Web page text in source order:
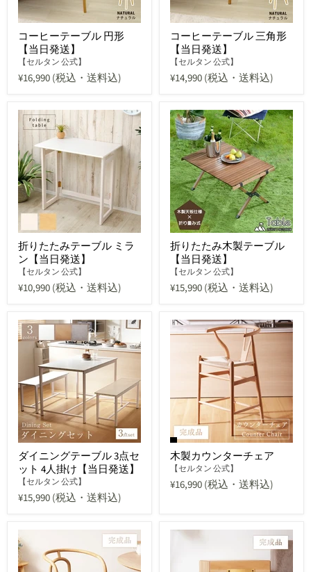
コーヒーテーブル 円形
【当日発送】
【セルタン 公式】
¥16,990(税込・送料込)
コーヒーテーブル 三角形
【当日発送】
【セルタン 公式】
¥14,990(税込・送料込)
折りたたみテーブル ミラ
ン【当日発送】
【セルタン 公式】
¥10,990(税込・送料込)
折りたたみ木製テーブル
【当日発送】
【セルタン 公式】
¥15,990(税込・送料込)
ダイニングテーブル 3点セ
ット 4人掛け【当日発送】
【セルタン 公式】
¥15,990(税込・送料込)
木製カウンターチェア
【セルタン 公式】
¥16,990(税込・送料込)